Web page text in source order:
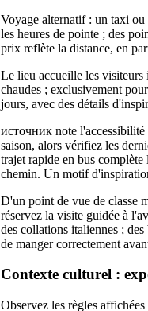
Voyage alternatif : un taxi
les heures de pointe ; des
prix reflète la distance, en
Le lieu accueille les visiteurs
chaudes ; exclusivement
jours, avec des détails
источник note
saison, alors vérifiez les
trajet rapide en bus
chemin. Un motif
D'un point de vue de classe
réservez la visite guidée à
des collations italiennes ;
de manger correctement
Contexte culturel :
Observez les règles